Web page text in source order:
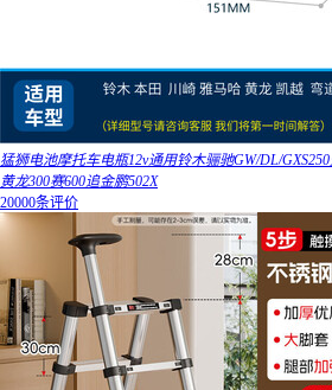
猛狮电池摩托车电瓶12v通用铃木骊驰GW/DL/
黄龙300赛600追金鹏502X
20000条评价